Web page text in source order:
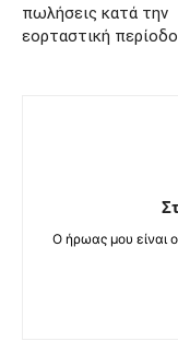
πωλήσεις κατά την
εορταστική περίοδο
Ο ήρωας μου είναι